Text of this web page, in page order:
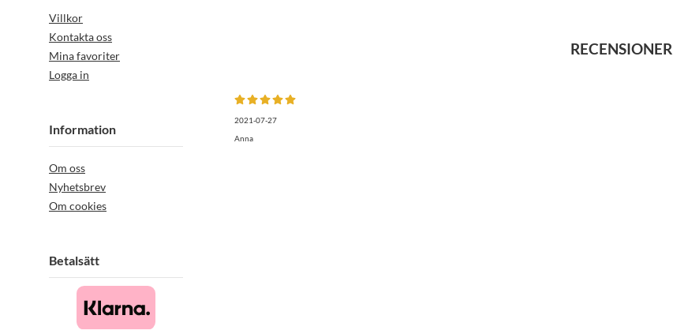
Villkor
Kontakta oss
Mina favoriter
Logga in
Information
Om oss
Nyhetsbrev
Om cookies
Betalsätt
RECENSIONER
2021-07-27
Anna